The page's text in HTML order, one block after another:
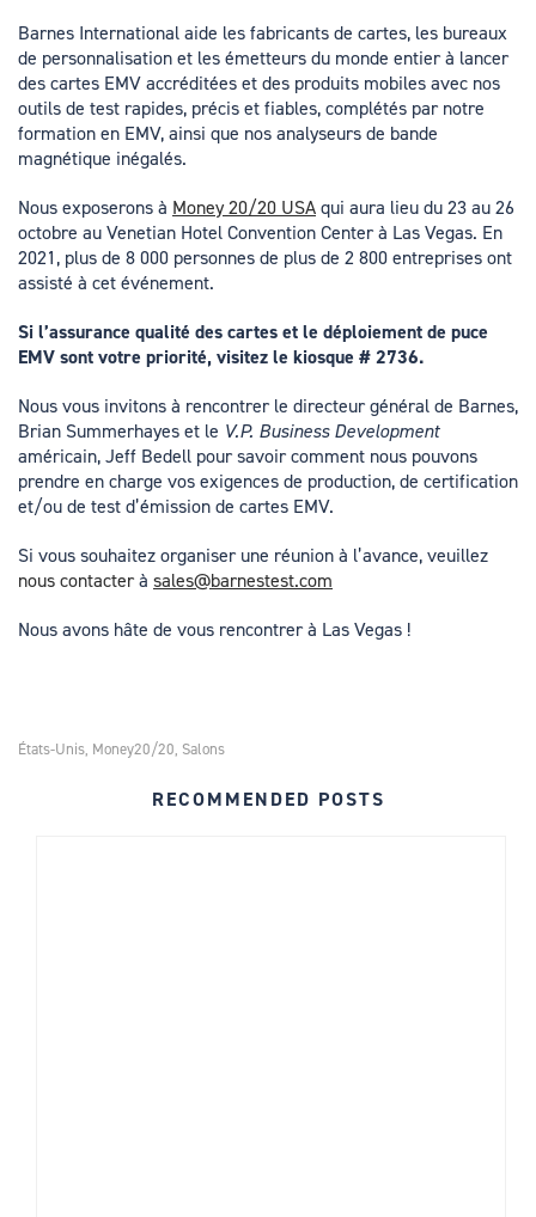
Barnes International aide les fabricants de cartes, les bureaux
de personnalisation et les émetteurs du monde entier à lancer
des cartes EMV accréditées et des produits mobiles avec nos
outils de test rapides, précis et fiables, complétés par notre
formation en EMV, ainsi que nos analyseurs de bande
magnétique inégalés.
Nous exposerons à Money 20/20 USAqui aura lieu du 23 au 26
octobre au Venetian Hotel Convention Center à Las Vegas. En
2021, plus de 8 000 personnes de plus de 2 800 entreprises ont
assisté à cet événement.
Si l’assurance qualité des cartes et le déploiement de puce
EMV sont votre priorité, visitez le kiosque # 2736.
Nous vous invitons à rencontrer le directeur général de Barnes,
Brian Summerhayes et le V.P. Business Development
américain, Jeff Bedell pour savoir comment nous pouvons
prendre en charge vos exigences de production, de certification
et/ou de test d’émission de cartes EMV.
Si vous souhaitez organiser une réunion à l’avance, veuillez
nous contacterà sales@barnestest.com
Nous avons hâte de vous rencontrer à Las Vegas !
États-Unis, Money20/20, Salons
RECOMMENDED POSTS